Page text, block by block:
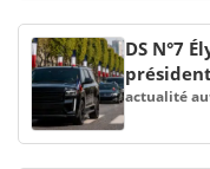
DS N°7
actualité